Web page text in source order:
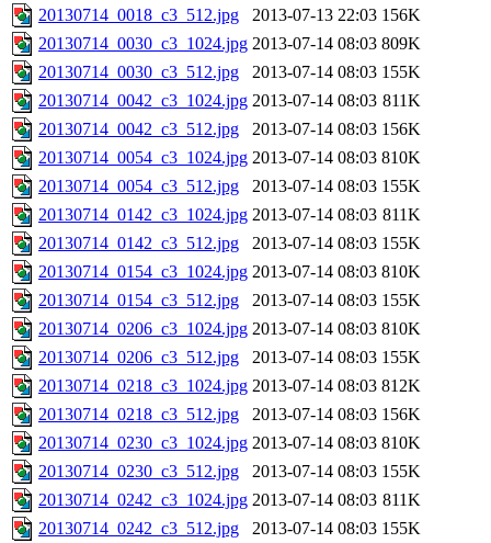
20130714_0018_c3_512.jpg
2013-07-13 22:03 156K
20130714_0030_c3_1024.jpg 2013-07-14 08:03 809K
20130714_0030_c3_512.jpg
2013-07-14 08:03 155K
20130714_0042_c3_1024.jpg 2013-07-14 08:03 811K
20130714_0042_c3_512.jpg
2013-07-14 08:03 156K
20130714_0054_c3_1024.jpg 2013-07-14 08:03 810K
20130714_0054_c3_512.jpg
2013-07-14 08:03 155K
20130714_0142_c3_1024.jpg 2013-07-14 08:03 811K
20130714_0142_c3_512.jpg
2013-07-14 08:03 155K
20130714_0154_c3_1024.jpg 2013-07-14 08:03 810K
20130714_0154_c3_512.jpg
2013-07-14 08:03 155K
20130714_0206_c3_1024.jpg 2013-07-14 08:03 810K
20130714_0206_c3_512.jpg
2013-07-14 08:03 155K
20130714_0218_c3_1024.jpg 2013-07-14 08:03 812K
20130714_0218_c3_512.jpg
2013-07-14 08:03 156K
20130714_0230_c3_1024.jpg 2013-07-14 08:03 810K
20130714_0230_c3_512.jpg
2013-07-14 08:03 155K
20130714_0242_c3_1024.jpg 2013-07-14 08:03 811K
20130714_0242_c3_512.jpg
2013-07-14 08:03 155K